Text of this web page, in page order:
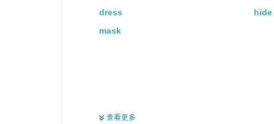
dress
hide
mask
查看更多